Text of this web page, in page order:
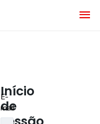
Início
de
E-
mail